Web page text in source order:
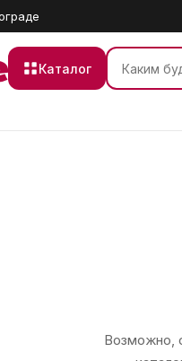
Каталог
Возможно,